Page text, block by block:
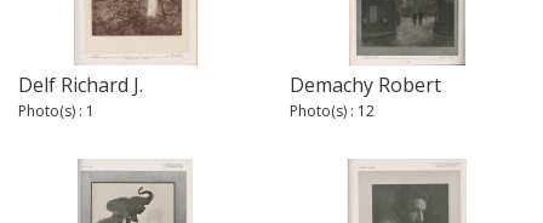
Delf Richard J.
Photo(s) : 1
Demachy Robert
Photo(s) : 12